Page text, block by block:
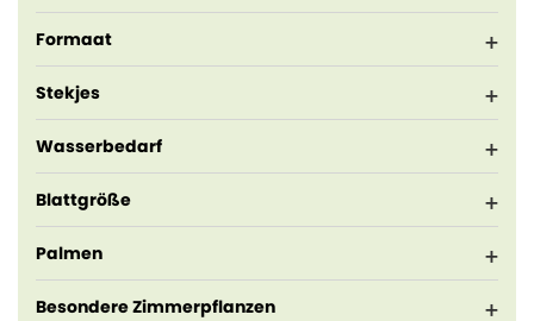
Formaat
Stekjes
Wasserbedarf
Blattgröße
Palmen
Besondere Zimmerpflanzen